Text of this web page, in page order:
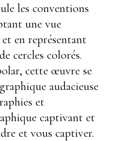
les conventions
une vue
en représentant
cercles colorés.
cette œuvre se
audacieuse
et
captivant et
et vous captiver.